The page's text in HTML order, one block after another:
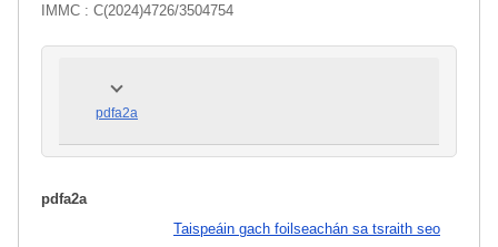
IMMC : C(2024)4726/3504754
pdfa2a
pdfa2a
Taispeáin gach foilseachán sa tsraith seo